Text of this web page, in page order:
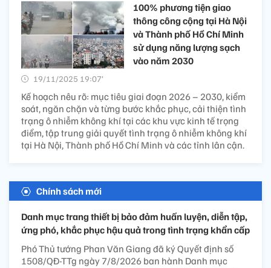
100% phương tiện giao
thông công cộng tại Hà Nội
và Thành phố Hồ Chí Minh
sử dụng năng lượng sạch
vào năm 2030
19/11/2025 19:07’
Kế hoạch nêu rõ: mục tiêu giai đoạn 2026 – 2030, kiểm
soát, ngăn chặn và từng bước khắc phục, cải thiện tình
trạng ô nhiễm không khí tại các khu vực kinh tế trọng
điểm, tập trung giải quyết tình trạng ô nhiễm không khí
tại Hà Nội, Thành phố Hồ Chí Minh và các tỉnh lân cận.
Chính sách mới
Danh mục trang thiết bị bảo đảm huấn luyện, diễn tập,
ứng phó, khắc phục hậu quả trong tình trạng khẩn cấp
Phó Thủ tướng Phan Văn Giang đã ký Quyết định số
1508/QĐ-TTg ngày 7/8/2026 ban hành Danh mục